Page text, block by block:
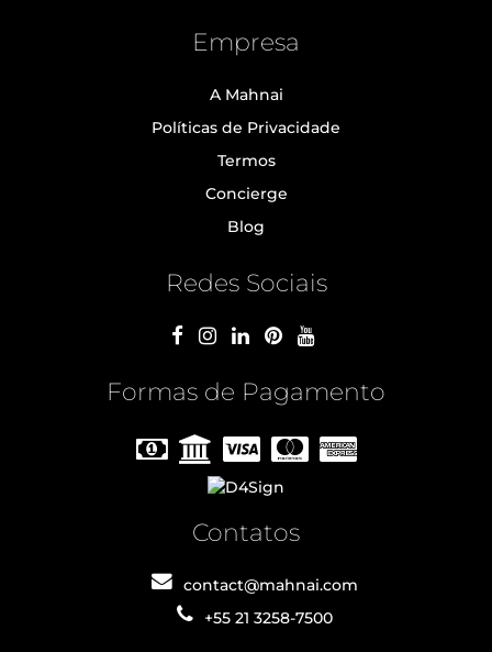
Empresa
A Mahnai
Políticas de Privacidade
Termos
Concierge
Blog
Redes Sociais
Formas de Pagamento
Contatos
contact@mahnai.com
+55 21 3258-7500